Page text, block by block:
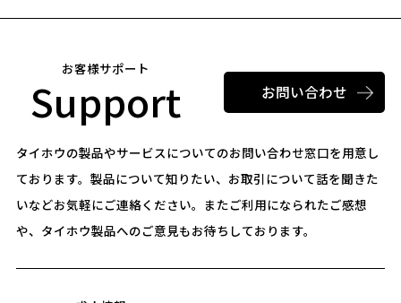
お客様サポート
Support お問い合わせ
タイホウの製品やサービスについてのお問い合わせ窓口を用意し
ております。 製品について知りたい、お取引について話を聞きた
いなどお気軽にご連絡ください。 またご利用になられたご感想
や、タイホウ製品へのご意見もお待ちしております。